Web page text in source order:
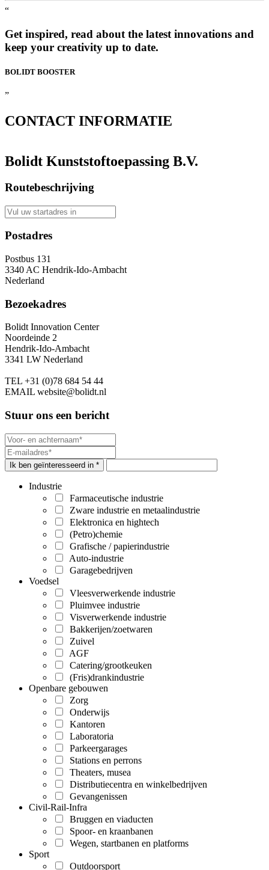
“
Get inspired, read about the latest innovations and
keep your creativity up to date.
BOLIDT BOOSTER
”
CONTACT INFORMATIE
Bolidt Kunststoftoepassing B.V.
Routebeschrijving
Postadres
Postbus 131
3340 AC Hendrik-Ido-Ambacht
Nederland
Bezoekadres
Bolidt Innovation Center
Noordeinde 2
Hendrik-Ido-Ambacht
3341 LW Nederland
TEL +31 (0)78 684 54 44
EMAIL website@bolidt.nl
Stuur ons een bericht
Ik ben geïnteresseerd in *
Industrie
Farmaceutische industrie
Zware industrie en metaalindustrie
Elektronica en hightech
(Petro)chemie
Grafische / papierindustrie
Auto-industrie
Garagebedrijven
Voedsel
Vleesverwerkende industrie
Pluimvee industrie
Visverwerkende industrie
Bakkerijen/zoetwaren
Zuivel
AGF
Catering/grootkeuken
(Fris)drankindustrie
Openbare gebouwen
Zorg
Onderwijs
Kantoren
Laboratoria
Parkeergarages
Stations en perrons
Theaters, musea
Distributiecentra en winkelbedrijven
Gevangenissen
Civil-Rail-Infra
Bruggen en viaducten
Spoor- en kraanbanen
Wegen, startbanen en platforms
Sport
Outdoorsport